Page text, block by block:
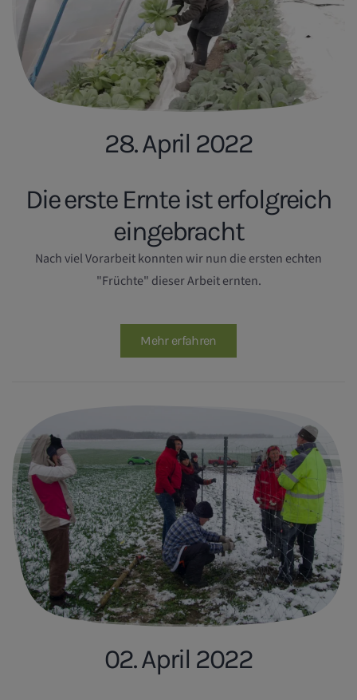
28. April 2022
Die erste Ernte ist erfolgreich
eingebracht
Nach viel Vorarbeit konnten wir nun die ersten echten
"Früchte" dieser Arbeit ernten.
Mehr erfahren
02. April 2022